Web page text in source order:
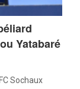
Yatabaré
Sochaux